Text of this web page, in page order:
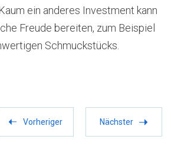
ein anderes Investment kann
Freude bereiten, zum Beispiel
Schmuckstücks.
Vorheriger Nächster